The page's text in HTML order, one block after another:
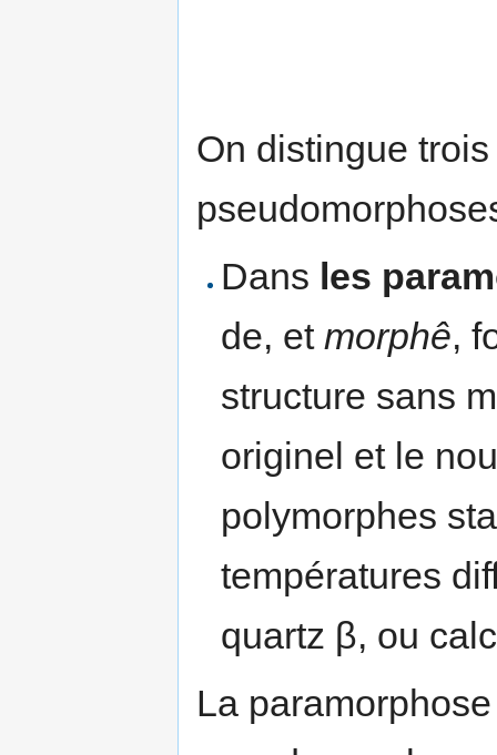
On distingue
Dans les
de, etmorphê,
structure sans
originel et le
polymorphes
températures
quartz β, ou
La